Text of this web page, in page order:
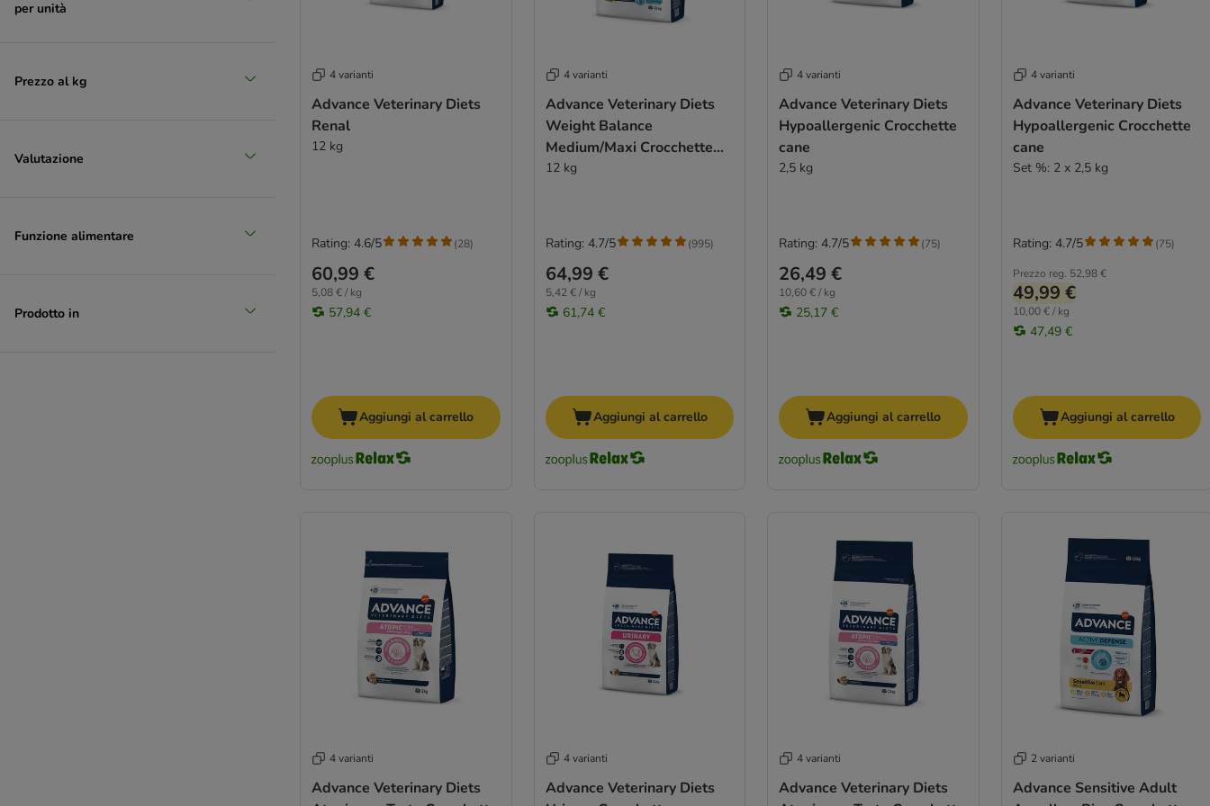
Opti Life
Pedigree
Primal
PURINA PRO PLAN Veterinary Diets
Rocco
per unità
Prezzo al kg
Valutazione
Funzione alimentare
Prodotto in
4 varianti
Advance Veterinary Diets
Renal
12 kg
60,99 €
5,08 € / kg
57,94 €
Rating: 4.6/5 (28)
Aggiungi al carrello
4 varianti
Advance Veterinary Diets
Weight Balance
Medium/Maxi Crocchette
per cane
12 kg
64,99 €
5,42 € / kg
61,74 €
Rating: 4.7/5 (995)
Aggiungi al carrello
4 varianti
Advance Veterinary Diets
Hypoallergenic Crocchette
cane
2,5 kg
26,49 €
10,60 € / kg
25,17 €
Rating: 4.7/5 (75)
Aggiungi al carrello
4 varianti
Advance Veterinary Diets
Hypoallergenic Crocchette
cane
Set %: 2 x 2,5 kg
Prezzo reg. 52,98 €
49,99 €
10,00 € / kg
47,49 €
Rating: 4.7/5 (75)
Aggiungi al carrello
4 varianti
Advance Veterinary Diets
4 varianti
Advance Veterinary Diets
4 varianti
Advance Veterinary Diets
2 varianti
Advance Sensitive Adult